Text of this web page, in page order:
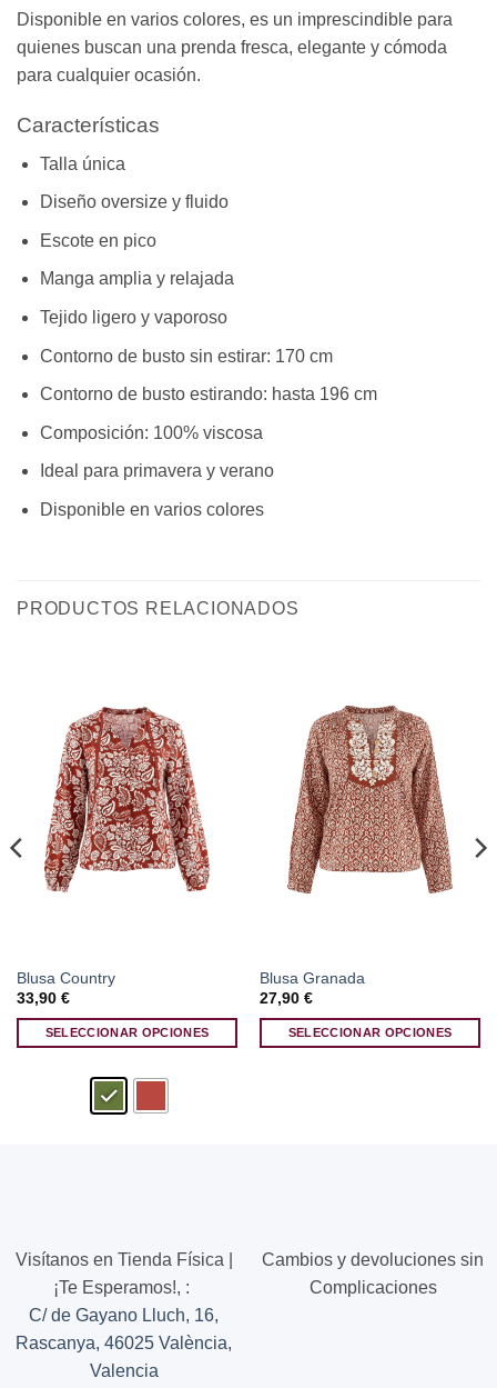
Disponible en varios colores, es un imprescindible para
quienes buscan una prenda fresca, elegante y cómoda
para cualquier ocasión.
Características
Talla única
Diseño oversize y fluido
Escote en pico
Manga amplia y relajada
Tejido ligero y vaporoso
Contorno de busto sin estirar: 170 cm
Contorno de busto estirando: hasta 196 cm
Composición: 100% viscosa
Ideal para primavera y verano
Disponible en varios colores
PRODUCTOS RELACIONADOS
Blusa Country
33,90 €
SELECCIONAR OPCIONES
elegir
página
Blusa Granada
27,90 €
SELECCIONAR OPCIONES
elegir
Visítanos en Tienda Física |
¡Te Esperamos!, :
C/ de Gayano Lluch, 16,
Rascanya, 46025 València,
Valencia
Cambios y devoluciones sin
Complicaciones